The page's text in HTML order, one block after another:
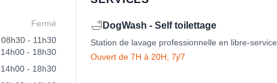
Fermé
08h30 - 11h30
14h00 - 18h30
14h00 - 18h30
🛁 DogWash - Self toilettage
Station de lavage professionnelle en libre-service.
Ouvert de 7H à 20H, 7j/7